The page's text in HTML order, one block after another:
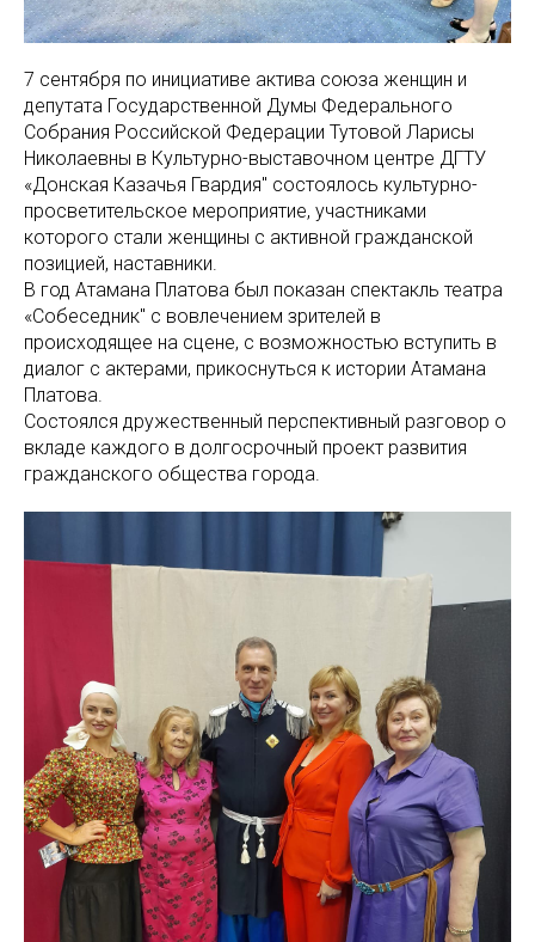
7 сентября по инициативе актива союза женщин и
депутата Государственной Думы Федерального
Собрания Российской Федерации Тутовой Ларисы
Николаевны в Культурно-выставочном центре ДГТУ
«Донская Казачья Гвардия" состоялось культурно-
просветительское мероприятие, участниками
которого стали женщины с активной гражданской
позицией, наставники.
В год Атамана Платова был показан спектакль театра
«Собеседник" с вовлечением зрителей в
происходящее на сцене, с возможностью вступить в
диалог с актерами, прикоснуться к истории Атамана
Платова.
Состоялся дружественный перспективный разговор о
вкладе каждого в долгосрочный проект развития
гражданского общества города.